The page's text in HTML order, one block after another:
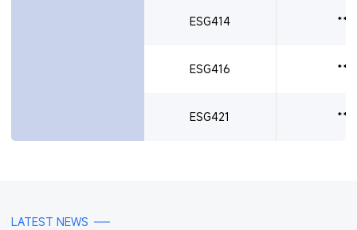
ESG414 **
ESG416 **
ESG421 **
LATEST NEWS